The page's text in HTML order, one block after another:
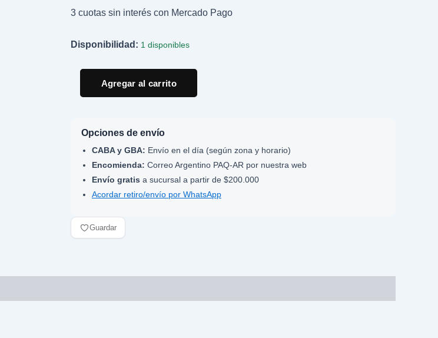
3 cuotas sin interés con Mercado Pago
Disponibilidad: 1 disponibles
Compositions
Agregar al carrito
Opciones de envío
CABA y GBA: Envío en el día (según zona y horario)
Encomienda: Correo Argentino PAQ-AR por nuestra web
Envío gratis a sucursal a partir de $200.000
Acordar retiro/envío por WhatsApp
Guardar